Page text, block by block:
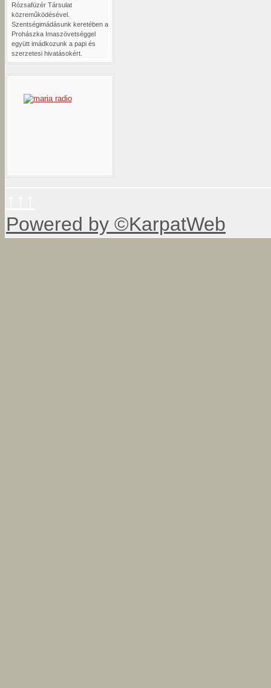
Rózsafüzér Társulat
közreműködésével.
Szentségimádásunk keretében a
Prohászka Imaszövetséggel
együtt imádkozunk a papi és
szerzetesi hivatásokért.
Powered by ©KarpatWeb